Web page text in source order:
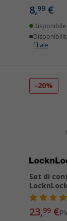
8,99 €
Disponibile
filiale
-20%
Set di
23,99 €